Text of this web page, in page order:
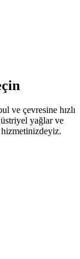
ve çevresine hızlı
yağlar ve